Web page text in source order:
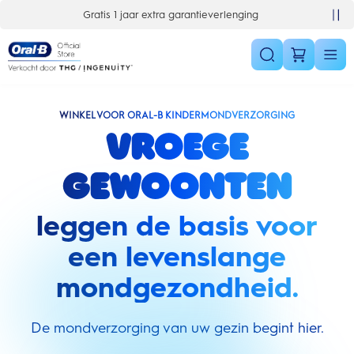
Gratis 1 jaar extra garantieverlenging
WINKEL VOOR ORAL-B KINDERMONDVERZORGING
Vroege
gewoonten
leggen de basis voor
een levenslange
mondgezondheid.
De mondverzorging van uw gezin begint hier.